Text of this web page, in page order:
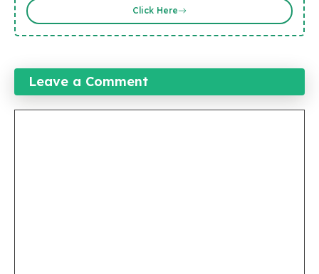
Click Here
Leave a Comment